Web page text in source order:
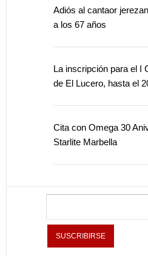
Adiós al cantaor
a los 67 años
La inscripción para el I
de El Lucero, hasta el
Cita con Omega 30
Starlite Marbella